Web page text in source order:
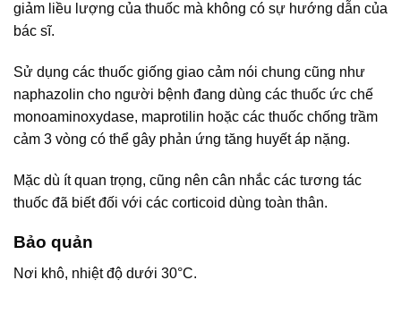
giảm liều lượng của thuốc mà không có sự hướng dẫn của
bác sĩ.
Sử dụng các thuốc giống giao cảm nói chung cũng như
naphazolin cho người bệnh đang dùng các thuốc ức chế
monoaminoxydase, maprotilin hoặc các thuốc chống trầm
cảm 3 vòng có thể gây phản ứng tăng huyết áp nặng.
Mặc dù ít quan trọng, cũng nên cân nhắc các tương tác
thuốc đã biết đối với các corticoid dùng toàn thân.
Bảo quản
Nơi khô, nhiệt độ dưới 30°C.